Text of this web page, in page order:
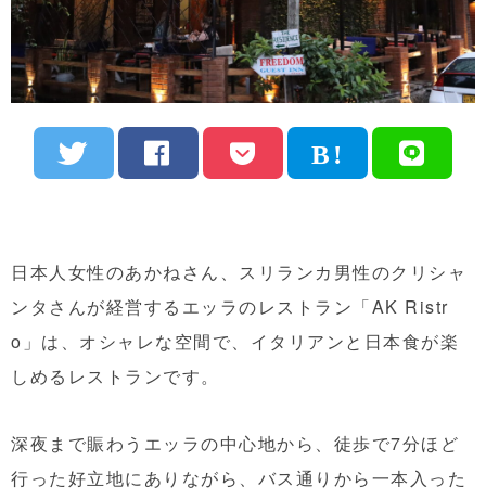
日本人女性のあかねさん、スリランカ男性のクリシャ
ンタさんが経営するエッラのレストラン「AK Ristr
o」は、オシャレな空間で、イタリアンと日本食が楽
しめるレストランです。
深夜まで賑わうエッラの中心地から、徒歩で7分ほど
行った好立地にありながら、バス通りから一本入った